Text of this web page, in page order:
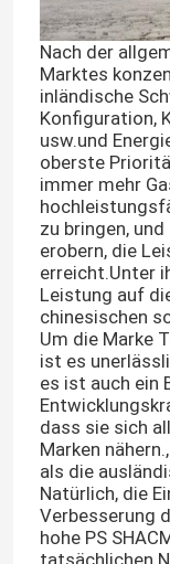
Nach der
Marktes
inländische
Konfiguration,
usw.und
oberste
immer mehr
zu bringen,
erobern, die
erreicht.Unter
Leistung auf
chinesischen
Um die Marke
ist es
es ist auch ein
dass sie sich
Marken
als die
Natürlich, die
Verbesserung
hohe PS